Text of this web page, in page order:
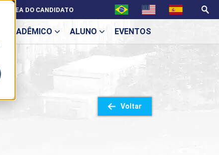
ACADÊMICO ALUNO EVENTOS
ÁREA DO CANDIDATO
Voltar